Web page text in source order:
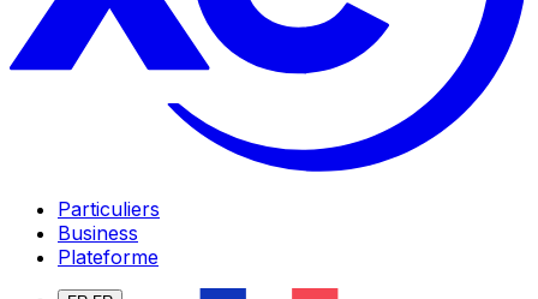
Particuliers
Business
Plateforme